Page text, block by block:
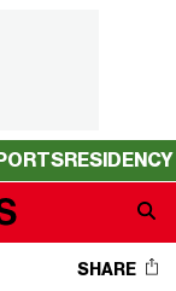
- LA
SHARE